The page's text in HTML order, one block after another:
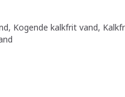
Kogende kalkfrit vand,